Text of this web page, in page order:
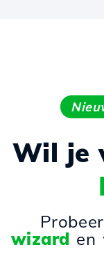
Wil je
wizard en